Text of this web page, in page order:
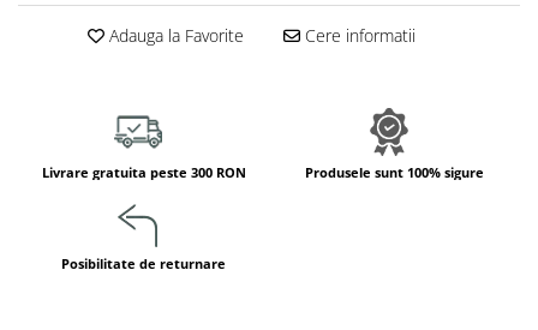
Jocuri matematice
Dezvoltare proprioceptiva
Dezvoltare vestibulara
Jucarii de echilibru
Mingi terapeutice
Adauga la Favorite Cere informatii
Livrare gratuita peste 300 RON Produsele sunt 100% sigure
Posibilitate de returnare